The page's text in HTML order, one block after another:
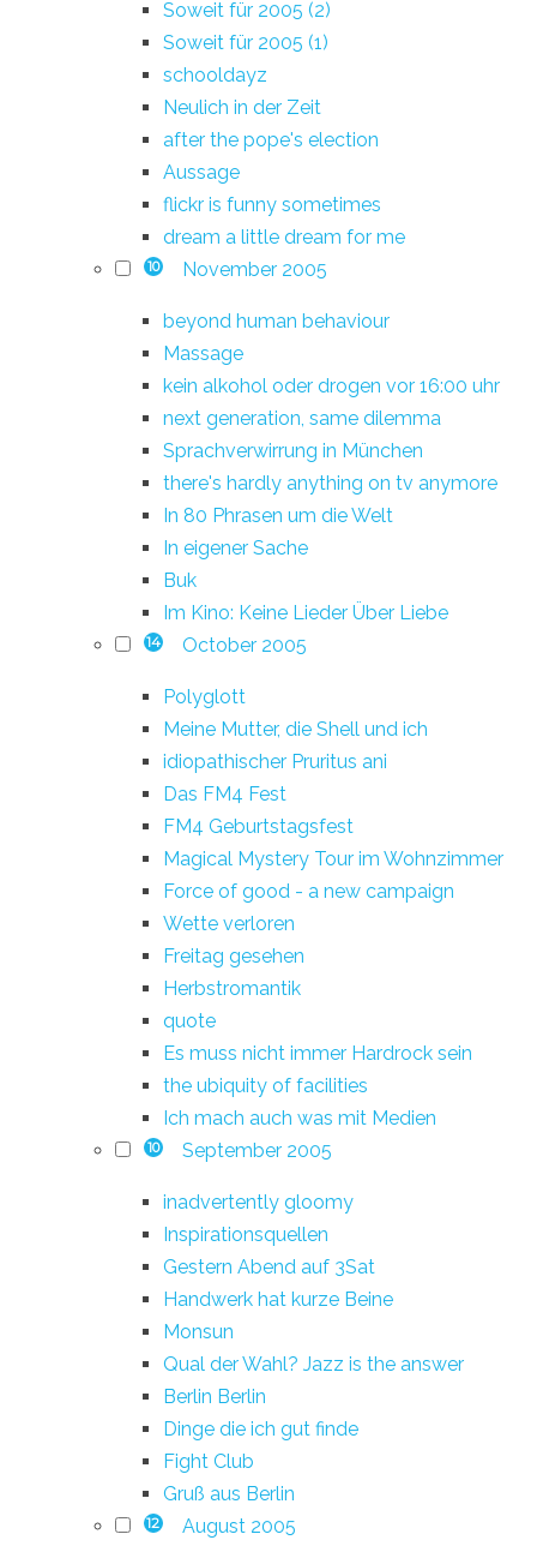
Soweit für 2005 (2)
Soweit für 2005 (1)
schooldayz
Neulich in der Zeit
after the pope's election
Aussage
flickr is funny sometimes
dream a little dream for me
10 November 2005
beyond human behaviour
Massage
kein alkohol oder drogen vor 16:00 uhr
next generation, same dilemma
Sprachverwirrung in München
there's hardly anything on tv anymore
In 80 Phrasen um die Welt
In eigener Sache
Buk
Im Kino: Keine Lieder Über Liebe
14 October 2005
Polyglott
Meine Mutter, die Shell und ich
idiopathischer Pruritus ani
Das FM4 Fest
FM4 Geburtstagsfest
Magical Mystery Tour im Wohnzimmer
Force of good - a new campaign
Wette verloren
Freitag gesehen
Herbstromantik
quote
Es muss nicht immer Hardrock sein
the ubiquity of facilities
Ich mach auch was mit Medien
10 September 2005
inadvertently gloomy
Inspirationsquellen
Gestern Abend auf 3Sat
Handwerk hat kurze Beine
Monsun
Qual der Wahl? Jazz is the answer
Berlin Berlin
Dinge die ich gut finde
Fight Club
Gruß aus Berlin
12 August 2005